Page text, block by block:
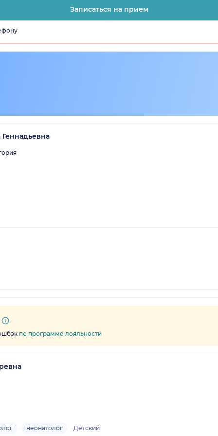
Записаться на прием
Геннадьевна
по программе лояльности
неонатолог Детский